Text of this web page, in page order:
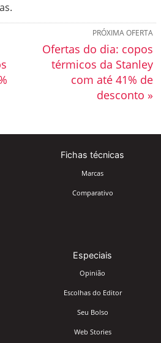
PRÓXIMA OFERTA
Ofertas do dia: copos
térmicos da Stanley
com até 41% de
desconto »
Fichas técnicas
Marcas
Comparativo
Especiais
Opinião
Escolhas do Editor
Seu Bolso
Web Stories